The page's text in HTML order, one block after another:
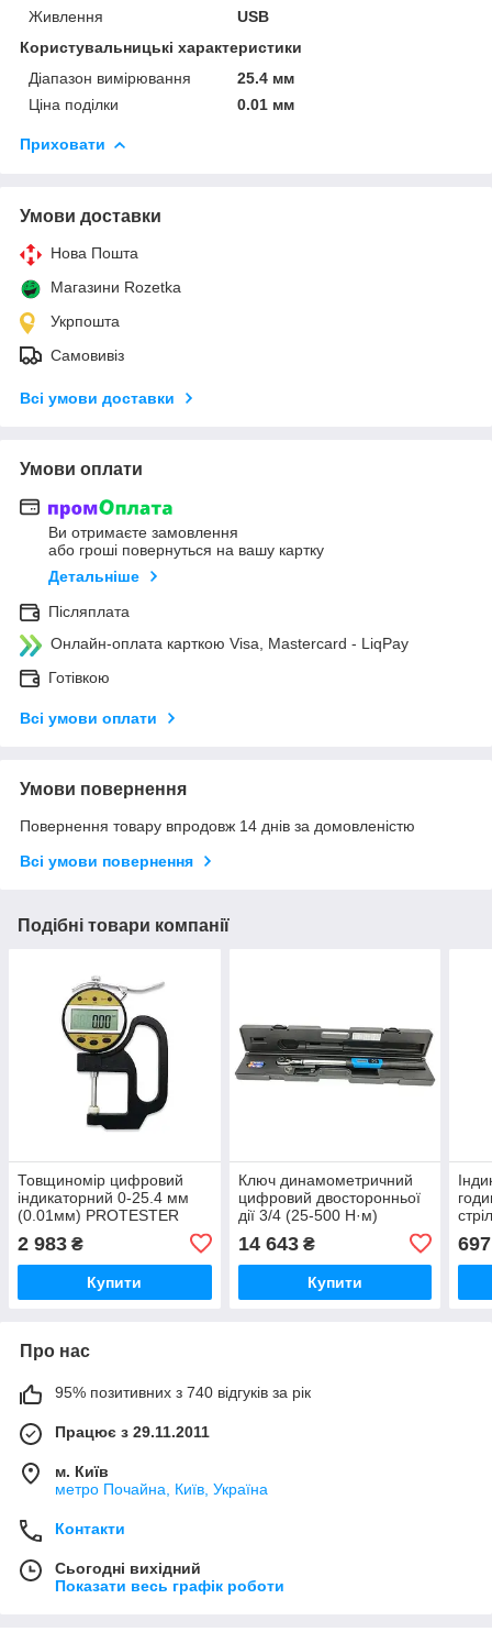
Живлення
USB
Користувальницькі характеристики
Діапазон вимірювання
25.4 мм
Ціна поділки
0.01 мм
Приховати
Умови доставки
Нова Пошта
Магазини Rozetka
Укрпошта
Самовивіз
Всі умови доставки
Умови оплати
Ви отримаєте замовлення
або гроші повернуться на вашу картку
Детальніше
Післяплата
Онлайн-оплата карткою Visa, Mastercard - LiqPay
Готівкою
Всі умови оплати
Умови повернення
Повернення товару впродовж 14 днів за домовленістю
Всі умови повернення
Подібні товари компанії
Товщиномір цифровий
індикаторний 0-25.4 мм
(0.01мм) PROTESTER
2 983 ₴
Купити
Ключ динамометричний
цифровий двосторонньої
дії 3/4 (25-500 Н·м)
14 643₴
Купити
697
Про нас
95% позитивних з 740 відгуків за рік
Працює з 29.11.2011
м. Київ
метро Почайна, Київ, Україна
Контакти
Сьогодні вихідний
Показати весь графік роботи